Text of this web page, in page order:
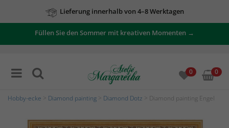
Lieferung innerhalb von 4–8 Werktagen
Füllen Sie den Sommer mit kreativen Momenten →
0 0
Hobby-ecke Diamond painting Diamond Dotz > Diamond painting Engel